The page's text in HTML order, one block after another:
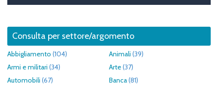
Consulta per settore/argomento
Abbigliamento (104) Animali (39)
Armi e militari (34) Arte(37)
Automobili (67) Banca(81)